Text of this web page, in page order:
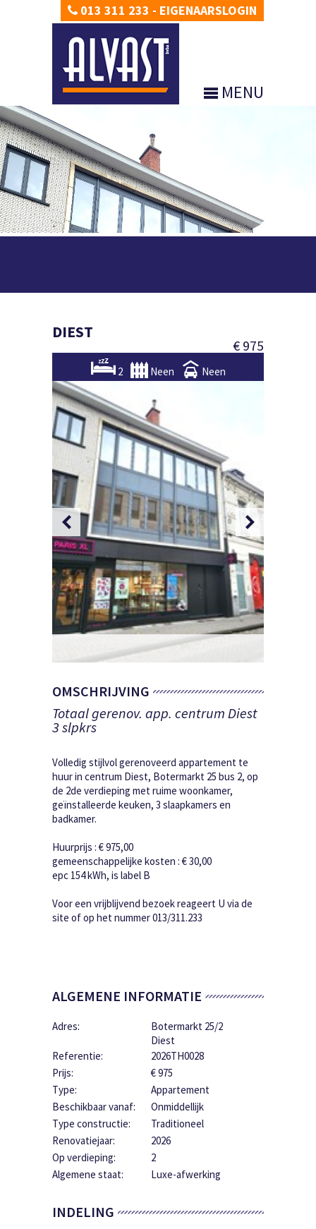
013 311 233 - EIGENAARSLOGIN
MENU
DIEST
€ 975
2 Neen Neen
OMSCHRIJVING
Totaal gerenov. app. centrum Diest
3 slpkrs
Volledig stijlvol gerenoveerd appartement te
huur in centrum Diest, Botermarkt 25 bus 2, op
de 2de verdieping met ruime woonkamer,
geïnstalleerde keuken, 3 slaapkamers en
badkamer.
Huurprijs : € 975,00
gemeenschappelijke kosten : € 30,00
epc 154 kWh, is label B
Voor een vrijblijvend bezoek reageert U via de
site of op het nummer 013/311.233
ALGEMENE INFORMATIE
Adres:
Botermarkt 25/2
Diest
Referentie:
2026TH0028
Prijs:
€ 975
Type:
Appartement
Beschikbaar vanaf:
Onmiddellijk
Type constructie:
Traditioneel
Renovatiejaar:
2026
Op verdieping:
2
Algemene staat:
Luxe-afwerking
INDELING